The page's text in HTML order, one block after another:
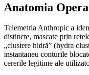
Anatomia
Telemetria Anthropic a
distincte, mascate prin
„clustere hidră” (hydra
instantaneu conturile
cererile legitime ale